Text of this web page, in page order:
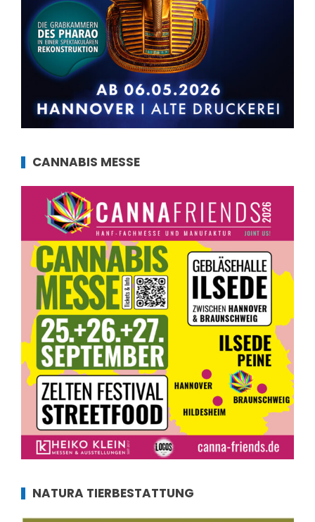
CANNABIS MESSE
NATURA TIERBESTATTUNG